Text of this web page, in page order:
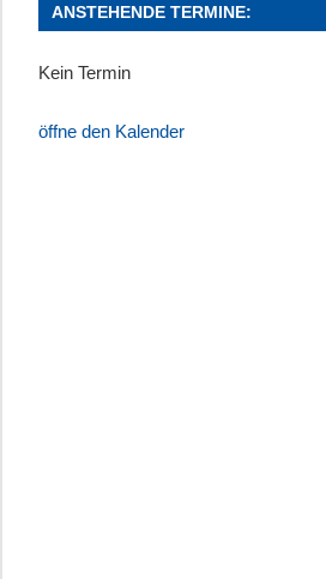
ANSTEHENDE TERMINE:
Kein Termin
öffne den Kalender